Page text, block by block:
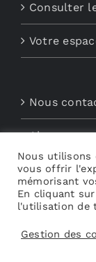
Consulter
Votre
Nous
Découvrez
Nous utilisons
vous offrir
mémorisant
En cliquant
l'utilisation de
Gestion des